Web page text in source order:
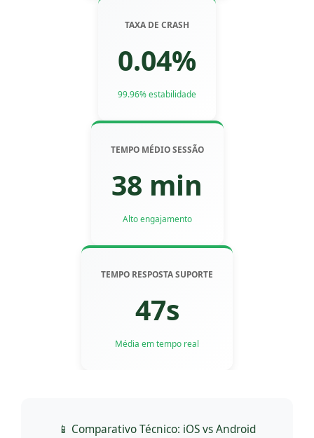
TAXA DE CRASH
0.04%
99.96% estabilidade
TEMPO MÉDIO SESSÃO
38 min
Alto engajamento
TEMPO RESPOSTA SUPORTE
47s
Média em tempo real
📱 Comparativo Técnico: iOS vs Android